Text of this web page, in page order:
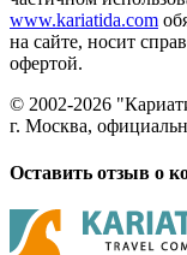
www.kariatida.com
на сайте, носит
офертой.
© 2002-2026
г. Москва,
Оставить отзыв о